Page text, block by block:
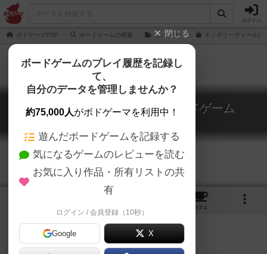
ログイン
ボドゲーマTOP ボードゲームの検索 モノポリー モノポリーディールの
モノポリー・ディール・カードゲーム
Monopoly Deal Card Game
カフェ
閉じる
ボードゲームのプレイ履歴を記録し
て、
自分のデータを管理しませんか？
約75,000人がボドゲーマを利用中！
遊んだボードゲームを記録する
気になるゲームのレビューを読む
お気に入り作品・所有リストの共
有
ログイン / 会員登録（10秒）
Google X